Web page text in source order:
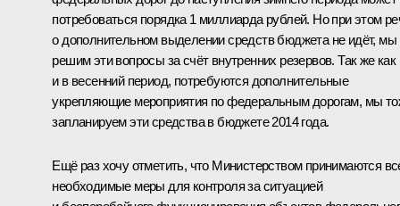
потребоваться порядка 1 миллиарда рублей. Но при этом
о дополнительном выделении средств бюджета не идёт, мы
решим эти вопросы за счёт внутренних резервов. Так же как
и в весенний период, потребуются дополнительные
укрепляющие мероприятия по федеральным дорогам, мы
запланируем эти средства в бюджете 2014 года.
Ещё раз хочу отметить, что Министерством принимаются
необходимые меры для контроля за ситуацией